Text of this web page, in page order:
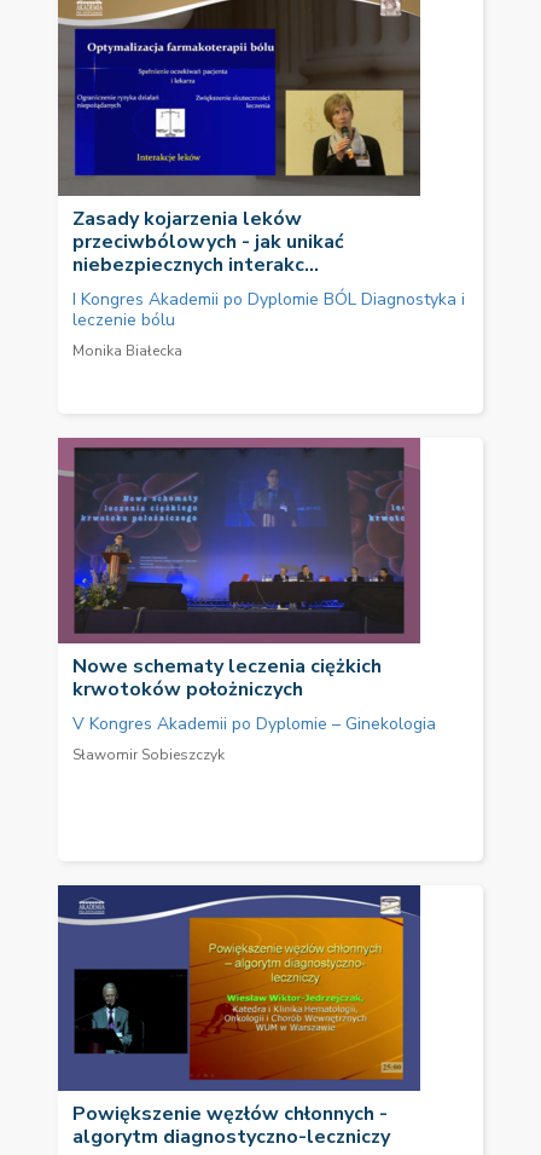
Zasady kojarzenia leków
przeciwbólowych - jak unikać
niebezpiecznych interakc...
I Kongres Akademii po Dyplomie BÓL Diagnostyka i
leczenie bólu
Monika Białecka
Nowe schematy leczenia ciężkich
krwotoków położniczych
V Kongres Akademii po Dyplomie – Ginekologia
Sławomir Sobieszczyk
Powiększenie węzłów chłonnych -
algorytm diagnostyczno-leczniczy